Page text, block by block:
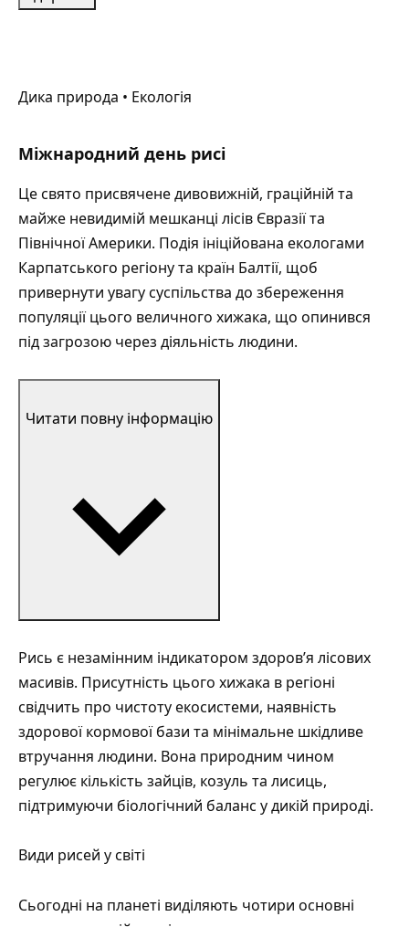
Дика природа • Екологія
Міжнародний день рисі
Це свято присвячене дивовижній, граційній та
майже невидимій мешканці лісів Євразії та
Північної Америки. Подія ініційована екологами
Карпатського регіону та країн Балтії, щоб
привернути увагу суспільства до збереження
популяції цього величного хижака, що опинився
під загрозою через діяльність людини.
Читати повну інформацію
Рись є незамінним індикатором здоров’я лісових
масивів. Присутність цього хижака в регіоні
свідчить про чистоту екосистеми, наявність
здорової кормової бази та мінімальне шкідливе
втручання людини. Вона природним чином
регулює кількість зайців, козуль та лисиць,
підтримуючи біологічний баланс у дикій природі.
Види рисей у світі
Сьогодні на планеті виділяють чотири основні